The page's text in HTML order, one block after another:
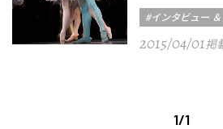
#インタビュー
2015/04/01掲
1/1